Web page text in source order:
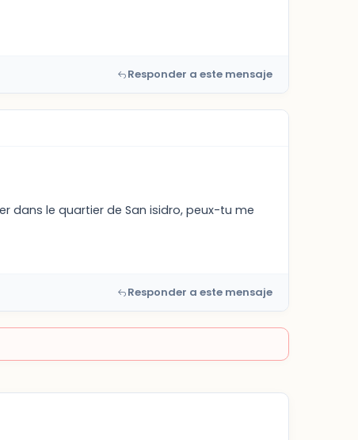
Responder a este mensaje
dans le quartier de San isidro, peux-tu me
Responder a este mensaje